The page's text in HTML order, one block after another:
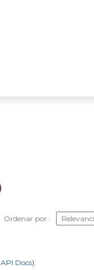
Ordenar por
API Docs).